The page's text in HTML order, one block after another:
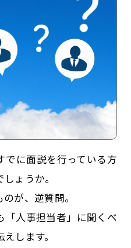
ンタツアー
お問い合わせ
プライバシーポリシー
でに面説を行っている方
ょうか。
が、逆質問。
「人事担当者」に聞くべ
します。